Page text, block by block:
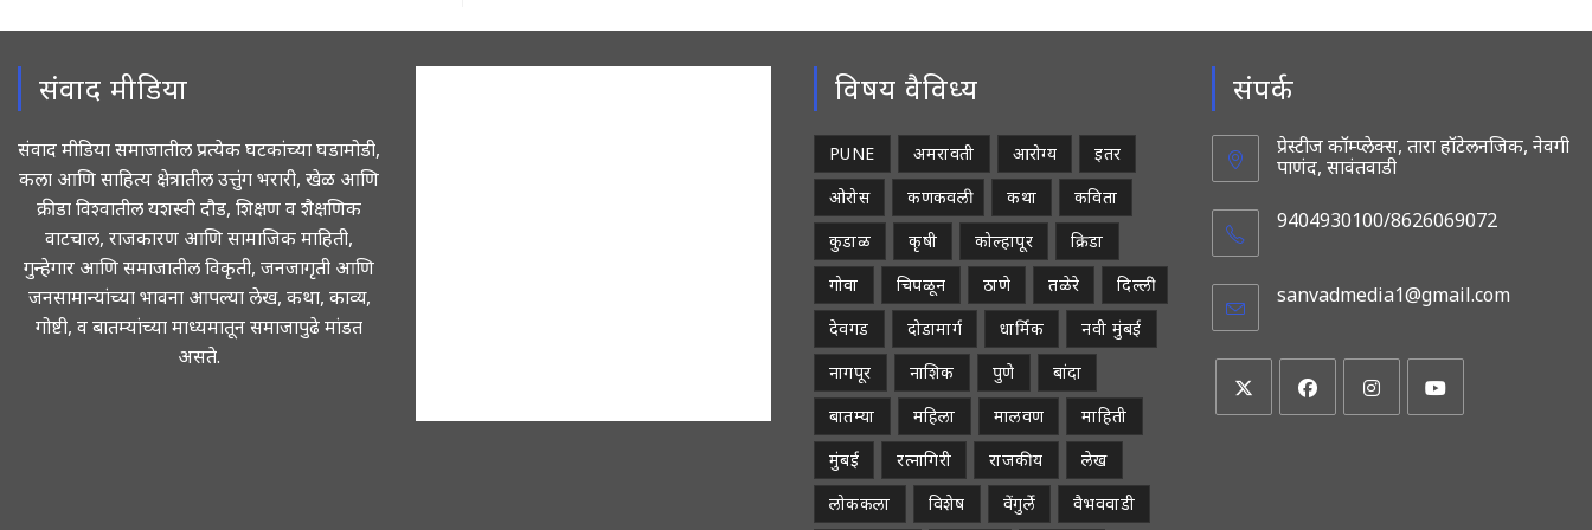
संवाद मीडिया
संवाद मीडिया समाजातील प्रत्येक घटकांच्या घडामोडी,
कला आणि साहित्य क्षेत्रातील उत्तुंग भरारी, खेळ आणि
क्रीडा विश्वातील यशस्वी दौड, शिक्षण व शैक्षणिक
वाटचाल, राजकारण आणि सामाजिक माहिती,
गुन्हेगार आणि समाजातील विकृती, जनजागृती आणि
जनसामान्यांच्या भावना आपल्या लेख, कथा, काव्य,
गोष्टी, व बातम्यांच्या माध्यमातून समाजापुढे मांडत
असते.
विषय वैविध्य
PUNE अमरावती आरोग्य
इतर
ओरोस
कणकवली कथा
कविता
कुडाळ
कृषी कोल्हापूर
क्रिडा
गोवा
चिपळून ठाणे तळेरे
दिल्ली
देवगड
दोडामार्ग धार्मिक
नवी मुंबई
नागपूर
नाशिक पुणे
बांदा
बातम्या
महिला मालवण
माहिती
मुंबई
रत्नागिरी राजकीय
लेख
लोककला
विशेष वेंगुर्ले वैभववाडी
संपर्क
प्रेस्टीज कॉम्प्लेक्स, तारा हॉटेलनजिक, नेवगी
पाणंद, सावंतवाडी
9404930100/8626069072
sanvadmedia1@gmail.com